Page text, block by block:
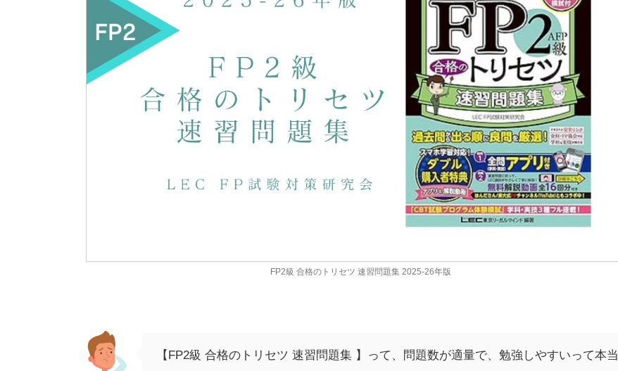
FP2級 合格のトリセツ 速習問題集 2025-26年版
【FP2級 合格のトリセツ 速習問題集 】って、問題数が適量で、勉強しやすいって本当